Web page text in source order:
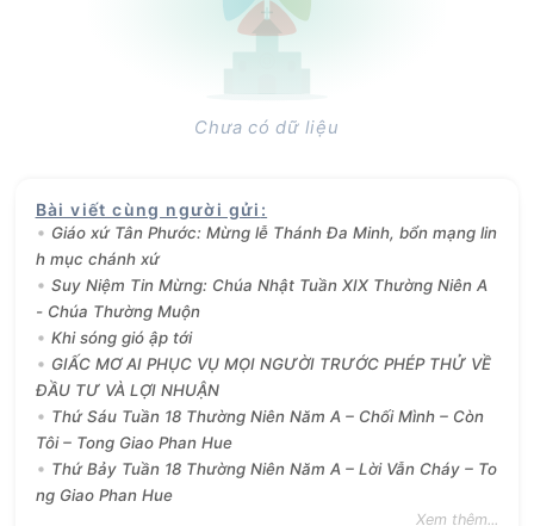
Chưa có dữ liệu
Bài viết cùng người gửi :
Giáo xứ Tân Phước: Mừng lễ Thánh Đa Minh, bổn mạng lin
h mục chánh xứ
Suy Niệm Tin Mừng: Chúa Nhật Tuần XIX Thường Niên A
- Chúa Thường Muộn
Khi sóng gió ập tới
GIẤC MƠ AI PHỤC VỤ MỌI NGƯỜI TRƯỚC PHÉP THỬ VỀ
ĐẦU TƯ VÀ LỢI NHUẬN
Thứ Sáu Tuần 18 Thường Niên Năm A – Chối Mình – Còn
Tôi – Tong Giao Phan Hue
Thứ Bảy Tuần 18 Thường Niên Năm A – Lời Vẫn Cháy – To
ng Giao Phan Hue
Xem thêm...